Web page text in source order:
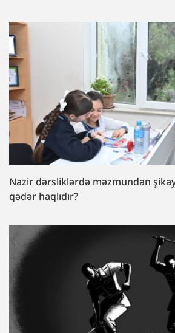
Nazir dərsliklərdə məzmundan
qədər haqlıdır?